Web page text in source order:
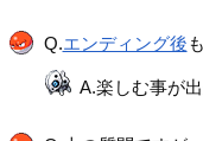
Q.エンディング後
A.楽しむ事が